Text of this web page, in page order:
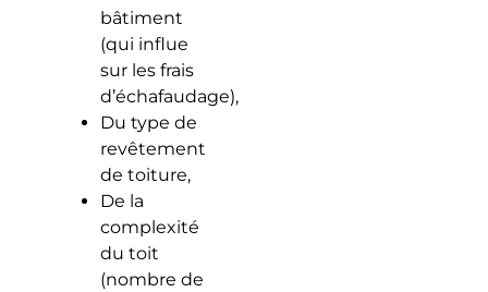
bâtiment
(qui influe
sur les frais
d’échafaudage),
Du type de
revêtement
de toiture,
De la
complexité
du toit
(nombre de